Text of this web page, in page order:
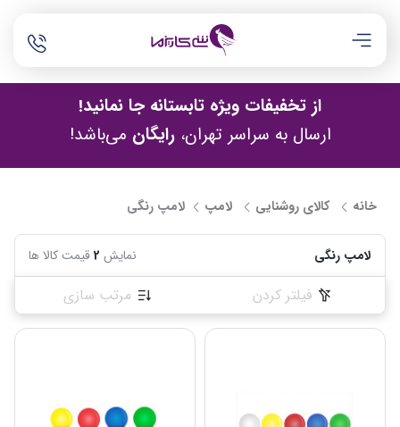
از تخفیفات ویژه تابستانه جا نمانید!
ارسال به سراسر تهران،رایگان می‌باشد!
خانه کالای روشنایی لامپ لامپ رنگی
لامپ رنگی نمایش 2قیمت کالا ها
فیلتر کردن مرتب سازی